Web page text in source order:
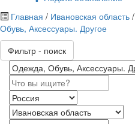
Главная / Ивановская область /
Обувь, Аксессуары. Другое
Фильтр - поиск